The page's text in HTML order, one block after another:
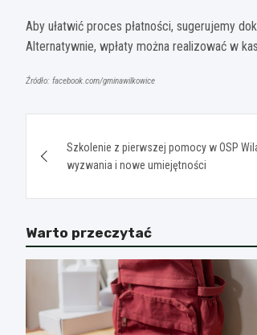
Aby ułatwić proces płatności, sugerujemy
Alternatywnie, wpłaty można realizować w
Źródło: facebook.com/gminawilkowice
wpisu
Szkolenie z pierwszej pomocy w OSP
wyzwania i nowe umiejętności
Warto przeczytać